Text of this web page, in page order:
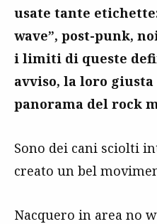
usate tante
wave”, post-punk,
i limiti di queste
avviso, la loro
panorama del rock
Sono dei cani sciolti
creato un bel
Nacquero in area no